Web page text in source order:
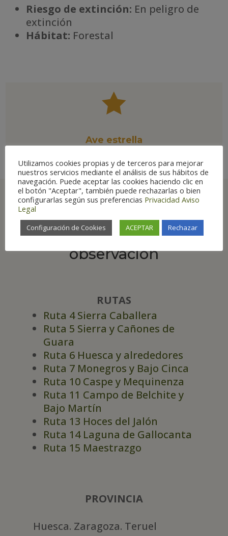
Riesgo de extinción: En peligro de
extinción
Hábitat: Forestal

Ave estrella
Principales lugares
de Aragón para su
observación
RUTAS
Ruta 4 Sierra Caballera
Ruta 5 Sierra y Cañones de
Guara
Ruta 6 Huesca y alrededores
Ruta 7 Monegros y Bajo Cinca
Ruta 10 Caspe y Mequinenza
Ruta 11 Campo de Belchite y
Bajo Martín
Ruta 13 Hoces del Jalón
Ruta 14 Laguna de Gallocanta
Ruta 15 Maestrazgo
PROVINCIA
Huesca. Zaragoza. Teruel
Utilizamos cookies propias y de terceros para mejorar
nuestros servicios mediante el análisis de sus hábitos de
navegación. Puede aceptar las cookies haciendo clic en
el botón "Aceptar", también puede rechazarlas o bien
configurarlas según sus preferencias Privacidad Aviso
Legal
Configuración de Cookies ACEPTAR Rechazar